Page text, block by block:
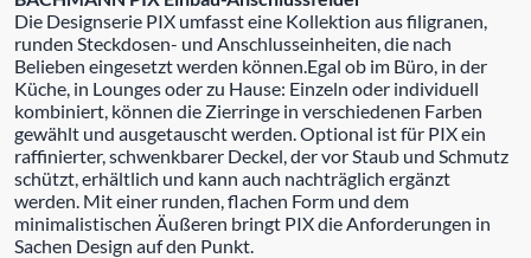
Die Designserie PIX umfasst eine Kollektion aus filigranen,
runden Steckdosen- und Anschlusseinheiten, die nach
Belieben eingesetzt werden können.Egal ob im Büro, in der
Küche, in Lounges oder zu Hause: Einzeln oder individuell
kombiniert, können die Zierringe in verschiedenen Farben
gewählt und ausgetauscht werden. Optional ist für PIX ein
raffinierter, schwenkbarer Deckel, der vor Staub und Schmutz
schützt, erhältlich und kann auch nachträglich ergänzt
werden. Mit einer runden, flachen Form und dem
minimalistischen Äußeren bringt PIX die Anforderungen in
Sachen Design auf den Punkt.